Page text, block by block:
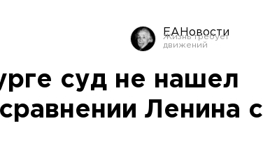
ЕАНовости
суд не нашел
Ленина с